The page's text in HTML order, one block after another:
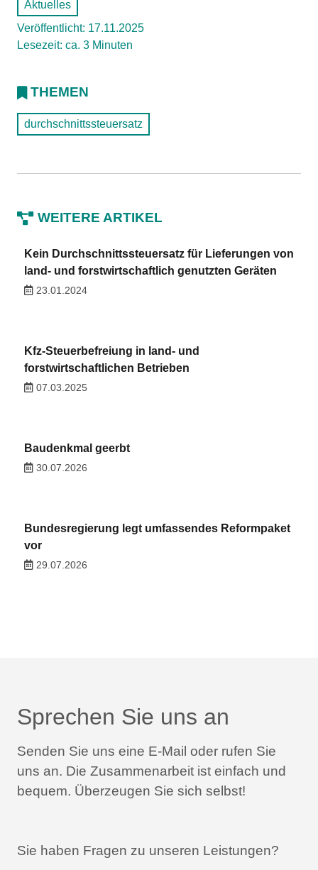
Aktuelles
Veröffentlicht: 17.11.2025
Lesezeit: ca. 3 Minuten
THEMEN
durchschnittssteuersatz
WEITERE ARTIKEL
Kein Durchschnittssteuersatz für Lieferungen von
land- und forstwirtschaftlich genutzten Geräten
23.01.2024
Kfz-Steuerbefreiung in land- und
forstwirtschaftlichen Betrieben
07.03.2025
Baudenkmal geerbt
30.07.2026
Bundesregierung legt umfassendes Reformpaket
vor
29.07.2026
Sprechen Sie uns an
Senden Sie uns eine E-Mail oder rufen Sie
uns an. Die Zusammenarbeit ist einfach und
bequem. Überzeugen Sie sich selbst!
Sie haben Fragen zu unseren Leistungen?